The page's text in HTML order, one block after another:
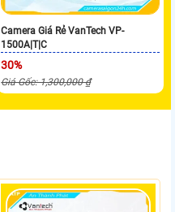
Camera Giá Rẻ VanTech VP-
1500A|T|C
30%
Giá Gốc: 1,300,000 ₫